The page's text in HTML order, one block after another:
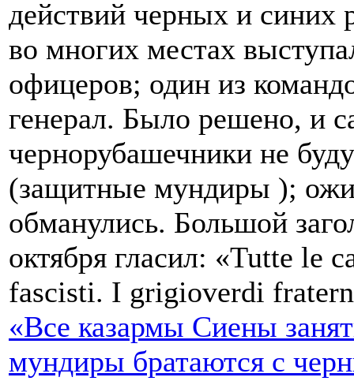
действий черных и синих
во многих местах
офицеров; один из
генерал. Было решено, и
чернорубашечники не
(защитные мундиры );
обманулись. Большой
октября гласил: «Tutte le
fascisti. I grigioverdi
«Все казармы Сиены
мундиры братаются с